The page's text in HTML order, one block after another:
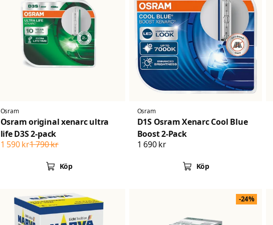
Osram
Osram original xenarc ultra
life D3S 2-pack
1 790 kr
1 590 kr
Köp
Osram
D1S Osram Xenarc Cool Blue
Boost 2-Pack
1 690 kr
Köp
-24%